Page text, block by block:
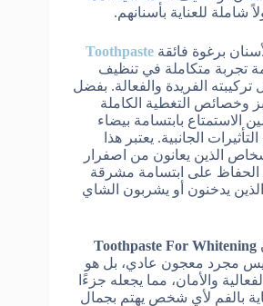
شاملة للعناية بأسنانهم.
برغوة فائقة Toothpaste
تجربة متكاملة في تنظيف
تركيبته الفريدة والفعالة. بفضل
وخصائص التغطية الكاملة
الاستمتاع بابتسامة بيضاء
الجانبية. يعتبر هذا
الذين يعانون من اصفرار
الحفاظ على ابتسامة مشرقة
يدخنون أو يشربون الشاي
Toothpaste For Whitening
ليس مجرد معجون عادي، بل هو
والأمان، مما يجعله جزءًا
بالفم لأي شخص يهتم بجمال